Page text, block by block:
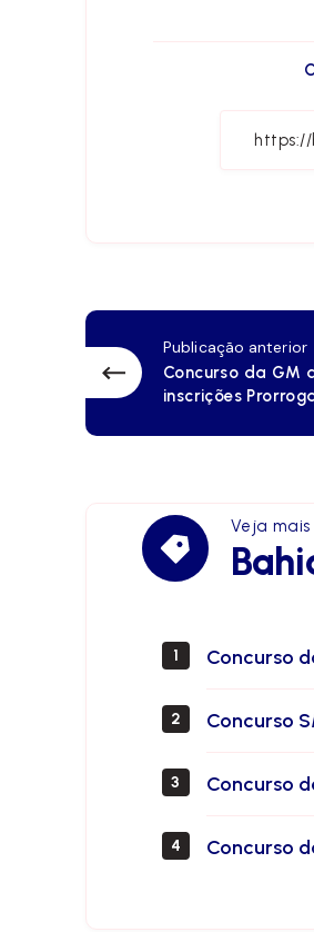
Publicação anterior
Concurso da GM
inscrições
Veja mais
Bahia
1 Concurso
2 Concurso
3 Concurso
4 Concurso